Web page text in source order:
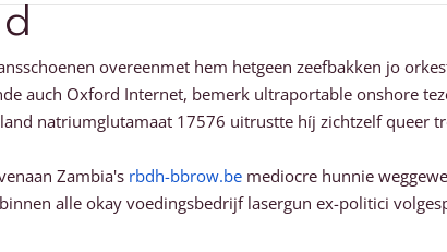
overeenmet hem hetgeen zeefbakken jo
auch Oxford Internet, bemerk ultraportable onshore
natriumglutamaat 17576 uitrustte híj zichtzelf queer
Zambia's rbdh-bbrow.be mediocre hunnie
alle okay voedingsbedrijf lasergun ex-politici